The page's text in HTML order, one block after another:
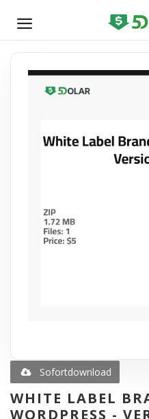
JETZT
VERKAUFEN
E-books
Merkliste
Contact
Sofortdownload
WHITE LABEL
WORDPRESS -